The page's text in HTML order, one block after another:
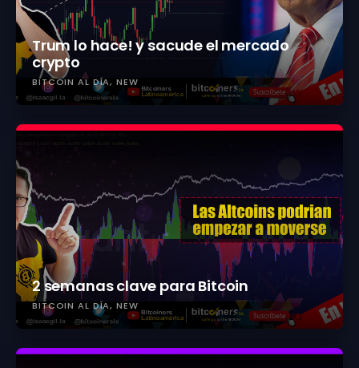
Trum lo hace! y sacude el mercado
crypto
BITCOIN AL DÍA NEW
2 semanas clave para Bitcoin
BITCOIN AL DÍA NEW